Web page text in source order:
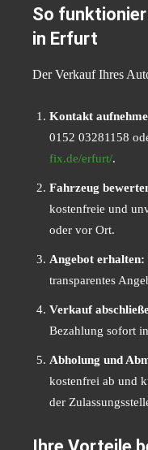
So
in Erfurt
Der Verkauf Ihres
Kontakt
0152 03281158
fix.de/erfurt/.
Fahrzeug
kostenfreie und
oder vor Ort.
Angebot erhalten:
transparentes
Verkauf
Bezahlung sofort
Abholung und
kostenfrei ab und
der